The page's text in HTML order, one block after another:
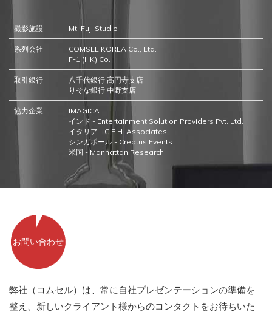
撮影施設 Mt. Fuji Studio
系列会社
COMSEL KOREA Co., Ltd.
F-1 (HK) Co.
取引銀行
八千代銀行 高円寺支店
りそな銀行 中野支店
協力企業
IMAGICA
インド - Entertainment Solution Providers Pvt. Ltd.
イタリア - C.F.H. Associates
シンガポール - Creatus Events
米国 - Manhattan Research
お問い合わせ
弊社（コムセル）は、常に自社プレゼンテーションの準備を
整え、新しいクライアント様からのコンタクトをお待ちいた